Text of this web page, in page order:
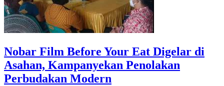
Nobar Film Before Your Eat Digelar di
Asahan, Kampanyekan Penolakan
Perbudakan Modern